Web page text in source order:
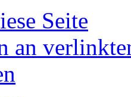
Seite
an